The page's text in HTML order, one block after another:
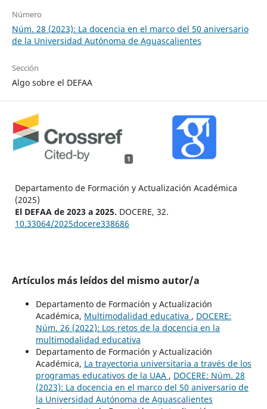
Número
Núm. 28 (2023): La docencia en el marco del 50 aniversario
de la Universidad Autónoma de Aguascalientes
Sección
Algo sobre el DEFAA
1
Departamento de Formación y Actualización Académica
(2025)
El DEFAA de 2023 a 2025. DOCERE, 32.
10.33064/2025docere338686
Artículos más leídos del mismo autor/a
Departamento de Formación y Actualización
Académica, Multimodalidad educativa , DOCERE:
Núm. 26 (2022): Los retos de la docencia en la
multimodalidad educativa
Departamento de Formación y Actualización
Académica, La trayectoria universitaria a través de los
programas educativos de la UAA , DOCERE: Núm. 28
(2023): La docencia en el marco del 50 aniversario de
la Universidad Autónoma de Aguascalientes